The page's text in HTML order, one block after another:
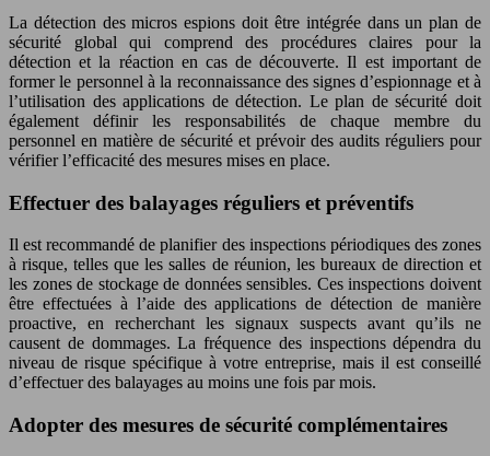
La détection des micros espions doit être intégrée dans un plan de
sécurité global qui comprend des procédures claires pour la
détection et la réaction en cas de découverte. Il est important de
former le personnel à la reconnaissance des signes d’espionnage et à
l’utilisation des applications de détection. Le plan de sécurité doit
également définir les responsabilités de chaque membre du
personnel en matière de sécurité et prévoir des audits réguliers pour
vérifier l’efficacité des mesures mises en place.
Effectuer des balayages réguliers et préventifs
Il est recommandé de planifier des inspections périodiques des zones
à risque, telles que les salles de réunion, les bureaux de direction et
les zones de stockage de données sensibles. Ces inspections doivent
être effectuées à l’aide des applications de détection de manière
proactive, en recherchant les signaux suspects avant qu’ils ne
causent de dommages. La fréquence des inspections dépendra du
niveau de risque spécifique à votre entreprise, mais il est conseillé
d’effectuer des balayages au moins une fois par mois.
Adopter des mesures de sécurité complémentaires